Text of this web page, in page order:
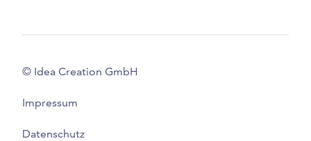
© Idea Creation GmbH
Impressum
Datenschutz